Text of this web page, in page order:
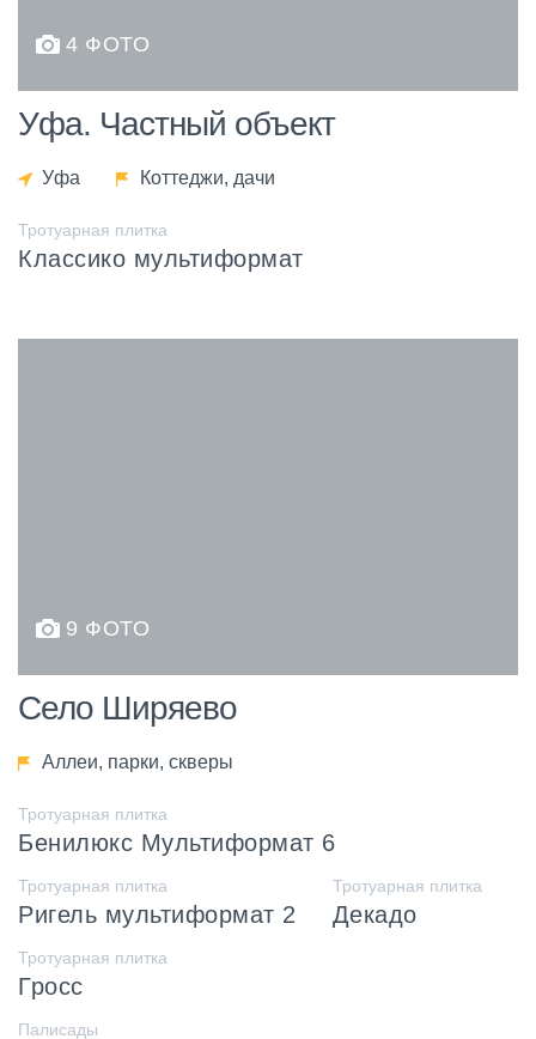
4 ФОТО
Уфа. Частный объект
Уфа Коттеджи, дачи
Тротуарная плитка
Классико мультиформат
9 ФОТО
Село Ширяево
Аллеи, парки, скверы
Тротуарная плитка
Бенилюкс Мультиформат 6
Тротуарная плитка
Ригель мультиформат 2
Тротуарная плитка
Декадо
Тротуарная плитка
Гросс
Палисады